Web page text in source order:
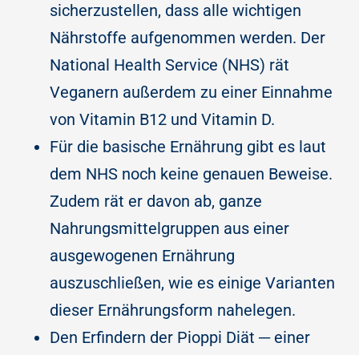
sicherzustellen, dass alle wichtigen
Nährstoffe aufgenommen werden. Der
National Health Service (NHS) rät
Veganern außerdem zu einer Einnahme
von Vitamin B12 und Vitamin D.
Für die basische Ernährung gibt es laut
dem NHS noch keine genauen Beweise.
Zudem rät er davon ab, ganze
Nahrungsmittelgruppen aus einer
ausgewogenen Ernährung
auszuschließen, wie es einige Varianten
dieser Ernährungsform nahelegen.
Den Erfindern der Pioppi Diät ─ einer